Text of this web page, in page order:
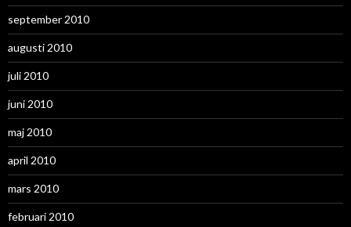
september 2010
augusti 2010
juli 2010
juni 2010
maj 2010
april 2010
mars 2010
februari 2010